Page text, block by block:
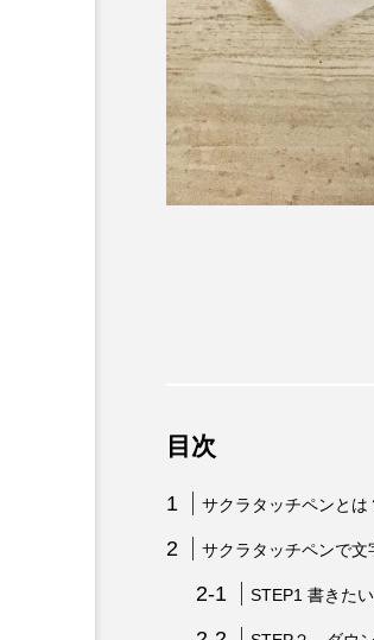
目次
サクラタッチペンとは
サクラタッチペンで文
STEP1 書きた